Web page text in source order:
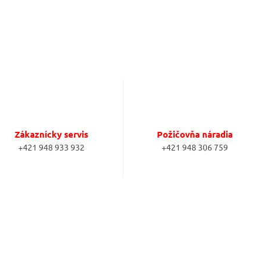
Zákaznícky servis
+421 948 933 932
Požičovňa náradia
+421 948 306 759